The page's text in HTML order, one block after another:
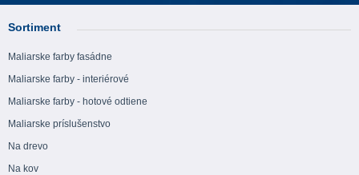
Sortiment
Maliarske farby fasádne
Maliarske farby - interiérové
Maliarske farby - hotové odtiene
Maliarske príslušenstvo
Na drevo
Na kov